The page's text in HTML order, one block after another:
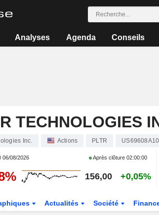
Analyses Agenda Conseils
TECHNOLOGIES
Inc. Actions PLTR
06/08/2026 Après clôture 02:00:00
156,00 +0,05%
Actualités Société